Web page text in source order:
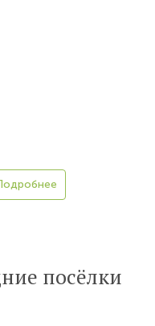
посёлки